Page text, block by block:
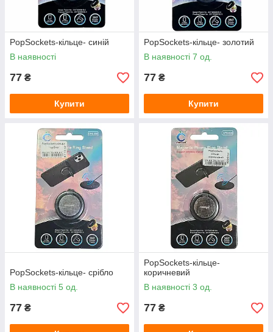
PopSockets-кільце- синій
В наявності
77 ₴
Купити
PopSockets-кільце- золотий
В наявності 7 од.
77 ₴
Купити
PopSockets-кільце- срібло
В наявності 5 од.
77 ₴
PopSockets-кільце-
коричневий
В наявності 3 од.
77 ₴